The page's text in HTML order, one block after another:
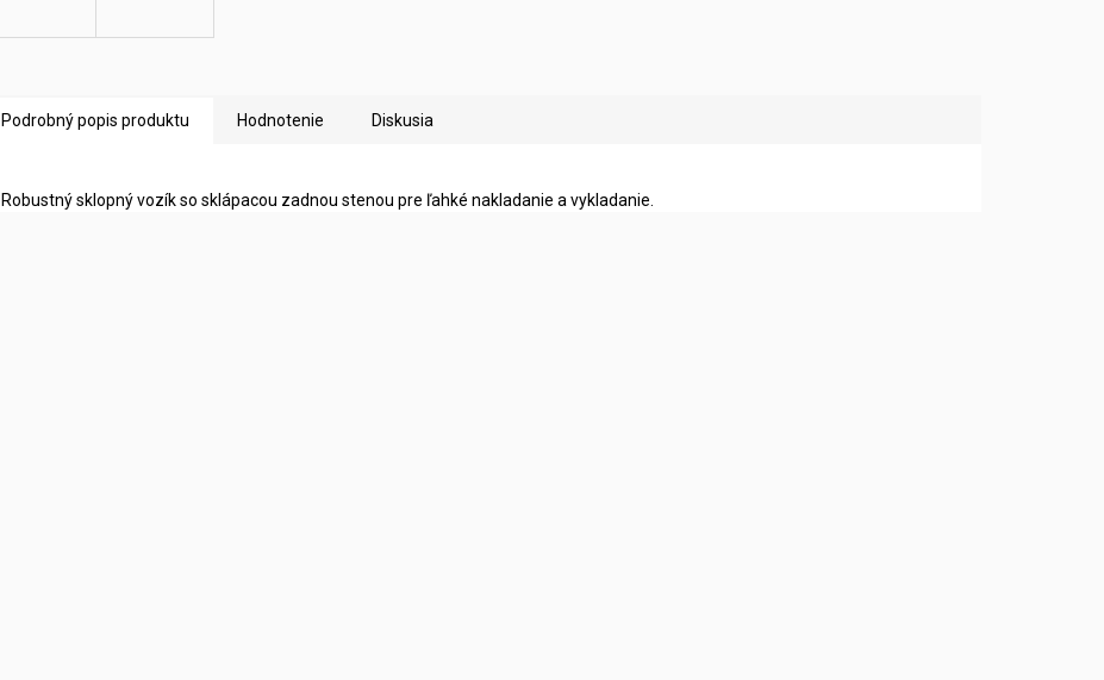
Podrobný popis produktu Hodnotenie Diskusia
Robustný sklopný vozík so sklápacou zadnou stenou pre ľahké nakladanie a vykladanie.